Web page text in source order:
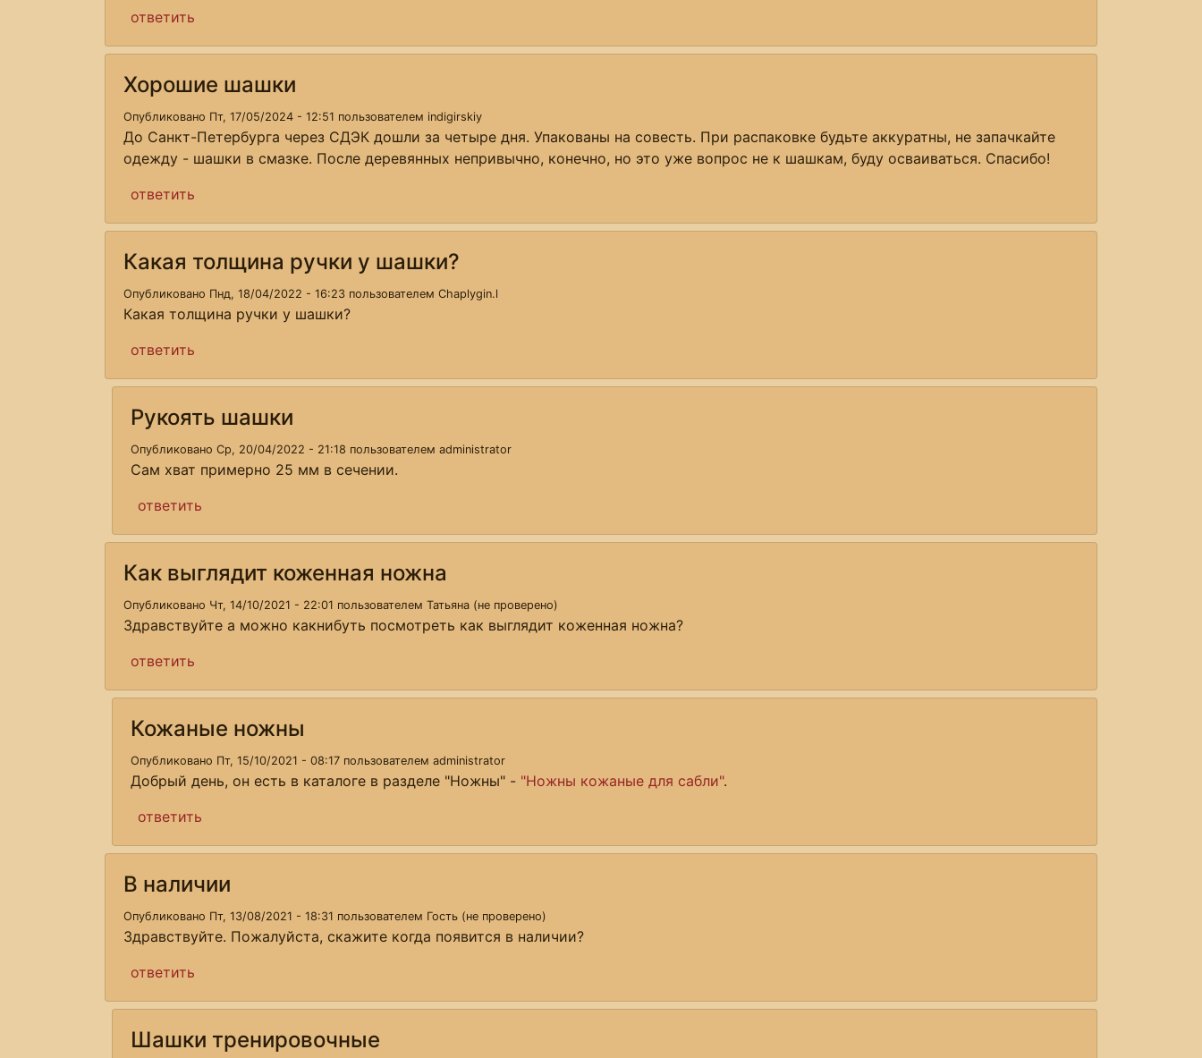
ответить
Хорошие шашки
Опубликовано Пт, 17/05/2024 - 12:51 пользователем indigirskiy
До Санкт-Петербурга через СДЭК дошли за четыре дня. Упакованы на совесть. При распаковке будьте аккуратны, не запачкайте
одежду - шашки в смазке. После деревянных непривычно, конечно, но это уже вопрос не к шашкам, буду осваиваться. Спасибо!
ответить
Какая толщина ручки у шашки?
Опубликовано Пнд, 18/04/2022 - 16:23 пользователем Chaplygin.l
Какая толщина ручки у шашки?
ответить
Рукоять шашки
Опубликовано Ср, 20/04/2022 - 21:18 пользователем administrator
Сам хват примерно 25 мм в сечении.
ответить
Как выглядит коженная ножна
Опубликовано Чт, 14/10/2021 - 22:01 пользователем Татьяна (не проверено)
Здравствуйте а можно какнибуть посмотреть как выглядит коженная ножна?
ответить
Кожаные ножны
Опубликовано Пт, 15/10/2021 - 08:17 пользователем administrator
Добрый день, он есть в каталоге в разделе "Ножны" - "Ножны кожаные для сабли".
ответить
В наличии
Опубликовано Пт, 13/08/2021 - 18:31 пользователем Гость (не проверено)
Здравствуйте. Пожалуйста, скажите когда появится в наличии?
ответить
Шашки тренировочные